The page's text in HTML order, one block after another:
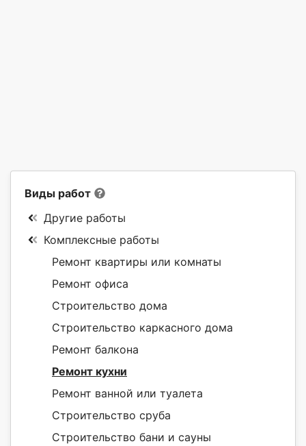
Виды работ
Другие работы
Комплексные работы
Ремонт квартиры или комнаты
Ремонт офиса
Строительство дома
Строительство каркасного дома
Ремонт балкона
Ремонт кухни
Ремонт ванной или туалета
Строительство сруба
Строительство бани и сауны